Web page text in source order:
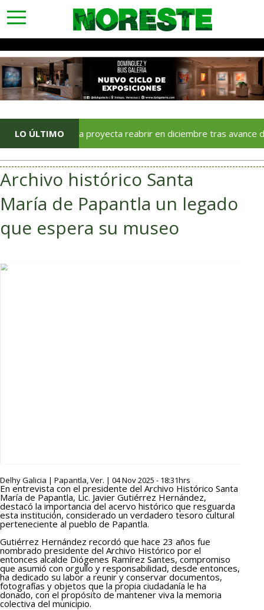
toggle
navigation
LO ÚLTIMO
Poza Rica proyecta reabrir en diciembre tras avance del 70 %
Archivo histórico Santa
María de Papantla un legado
que espera su museo
Delhy Galicia | Papantla, Ver. | 04 Nov 2025 - 18:31hrs
En entrevista con el presidente del Archivo Histórico Santa
María de Papantla, Lic. Javier Gutiérrez Hernández,
destacó la importancia del acervo histórico que resguarda
esta institución, considerado un verdadero tesoro cultural
perteneciente al pueblo de Papantla.
Gutiérrez Hernández recordó que hace 23 años fue
nombrado presidente del Archivo Histórico por el
entonces alcalde Diógenes Ramírez Santes, compromiso
que asumió con orgullo y responsabilidad, desde entonces,
ha dedicado su labor a reunir y conservar documentos,
fotografías y objetos que la propia ciudadanía le ha
donado, con el propósito de mantener viva la memoria
colectiva del municipio.